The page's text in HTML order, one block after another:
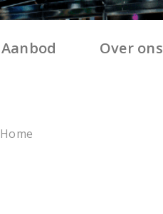
Aanbod Over ons
Home